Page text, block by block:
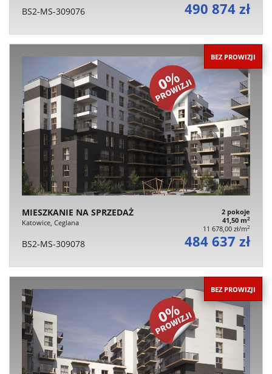
BS2-MS-309076 490 874 zł
BEZ PROWIZJI
MIESZKANIE NA SPRZEDAŻ
Katowice, Ceglana
2 pokoje
41,50 m2
11 678,00 zł/m2
BS2-MS-309078 484 637 zł
BEZ PROWIZJI